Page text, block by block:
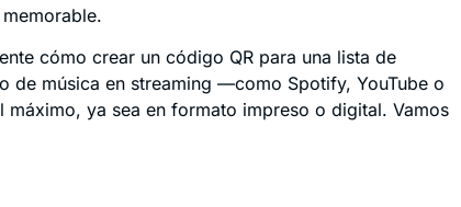
cómo crear un código QR para una lista de
de música en streaming —como Spotify, YouTube o
ya sea en formato impreso o digital. Vamos